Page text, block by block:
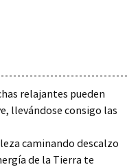
relajantes pueden
llevándose consigo las
caminando descalzo
de la Tierra te